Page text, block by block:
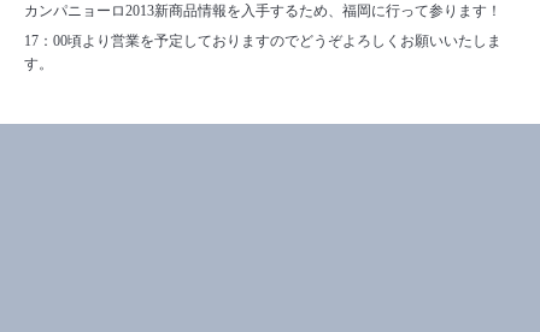
カンパニョーロ2013新商品情報を入手するため、福岡に行って参ります！
17：00頃より営業を予定しておりますのでどうぞよろしくお願いいたしま
す。